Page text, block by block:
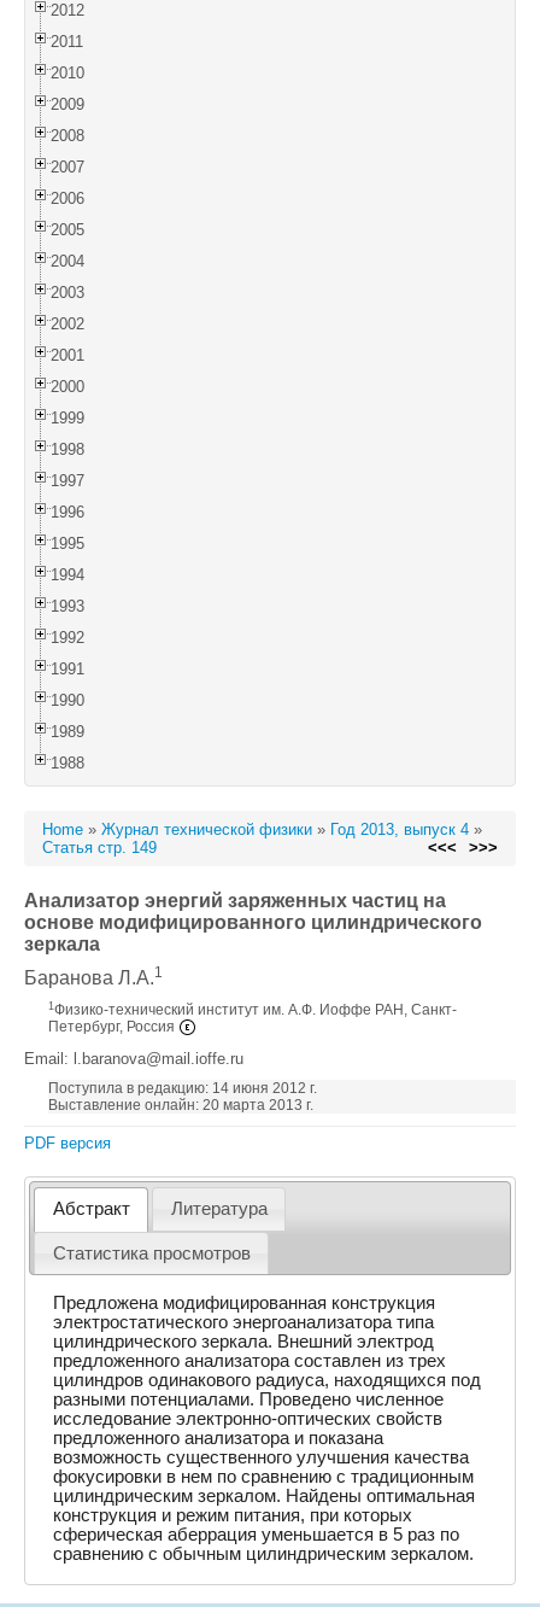
2012
2011
2010
2009
2008
2007
2006
2005
2004
2003
2002
2001
2000
1999
1998
1997
1996
1995
1994
1993
1992
1991
1990
1989
1988
Home » Журнал технической физики » Год 2013, выпуск 4 »
Статья стр. 149
<<< >>>
Анализатор энергий заряженных частиц на
основе модифицированного цилиндрического
зеркала
Баранова Л.А.1
1 Физико-технический институт им. А.Ф. Иоффе РАН, Санкт-
Петербург, Россия
Email: l.baranova@mail.ioffe.ru
Поступила в редакцию: 14 июня 2012 г.
Выставление онлайн: 20 марта 2013 г.
PDF версия
Абстракт Литература
Статистика просмотров
Предложена модифицированная конструкция
электростатического энергоанализатора типа
цилиндрического зеркала. Внешний электрод
предложенного анализатора составлен из трех
цилиндров одинакового радиуса, находящихся под
разными потенциалами. Проведено численное
исследование электронно-оптических свойств
предложенного анализатора и показана
возможность существенного улучшения качества
фокусировки в нем по сравнению с традиционным
цилиндрическим зеркалом. Найдены оптимальная
конструкция и режим питания, при которых
сферическая аберрация уменьшается в 5 раз по
сравнению с обычным цилиндрическим зеркалом.